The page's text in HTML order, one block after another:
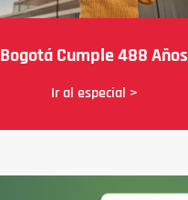
Bogotá Cumple 488 Años
Ir al especial >